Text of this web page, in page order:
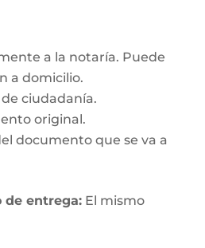
a la notaría. Puede
a domicilio.
ciudadanía.
original.
documento que se va a
de entrega:El mismo